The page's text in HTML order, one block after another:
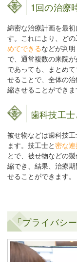
1回の治療
綿密な治療計画を最初
す。これにより、ど
めてできるなどが判
で、通常複数の来院
であっても、まとめ
せることで、全体の
縮させることができま
歯科技工
被せ物などは歯科技
ます。技工士と 密な
とで、被せ物などの
縮でき、結果、治療期
せることができます。
「プライバシ